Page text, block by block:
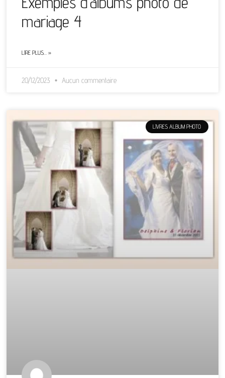
mariage 4
LIRE PLUS… »
20/12/2023 Aucun commentaire
LIVRES ALBUM PHOTO